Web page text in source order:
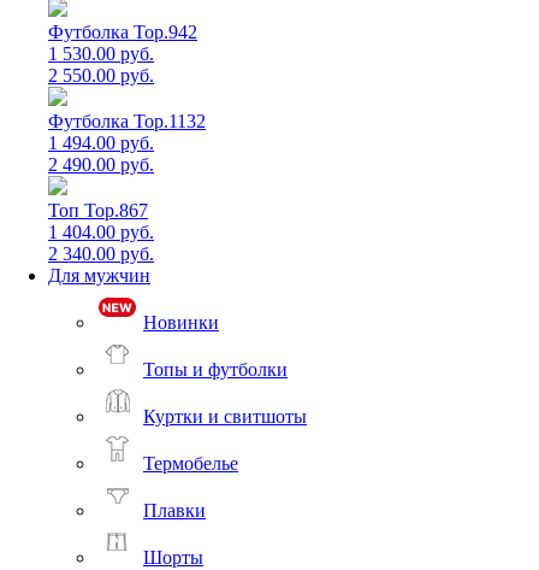
Футболка Top.942
1 530.00 руб.
2 550.00 руб.
Футболка Top.1132
1 494.00 руб.
2 490.00 руб.
Топ Top.867
1 404.00 руб.
2 340.00 руб.
Для мужчин
Новинки
Топы и футболки
Куртки и свитшоты
Термобелье
Плавки
Шорты